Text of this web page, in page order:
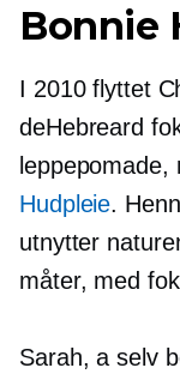
Bonnie
I 2010 flyttet
deHebreard
leppepomade,
Hudpleie.
utnytter
måter, med
Sarah, aselv